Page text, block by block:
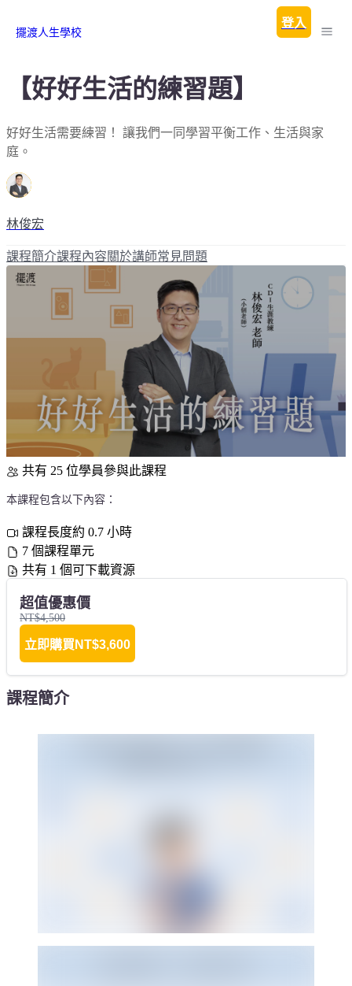
擺渡人生學校
登入
【好好生活的練習題】
好好生活需要練習！ 讓我們一同學習平衡工作、生活與家
庭。
林俊宏
課程簡介課程內容關於講師常見問題
共有 25 位學員參與此課程
本課程包含以下內容：
課程長度約 0.7 小時
7 個課程單元
共有 1 個可下載資源
超值優惠價
NT$4,500
立即購買 NT$3,600
課程簡介